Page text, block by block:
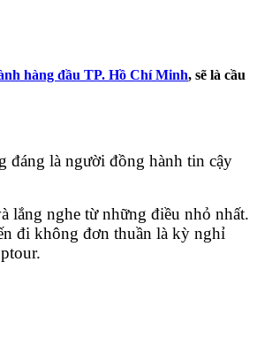
hàng đầu TP. Hồ Chí Minh, sẽ là cầu
đáng là người đồng hành tin cậy
lắng nghe từ những điều nhỏ nhất.
đi không đơn thuần là kỳ nghỉ